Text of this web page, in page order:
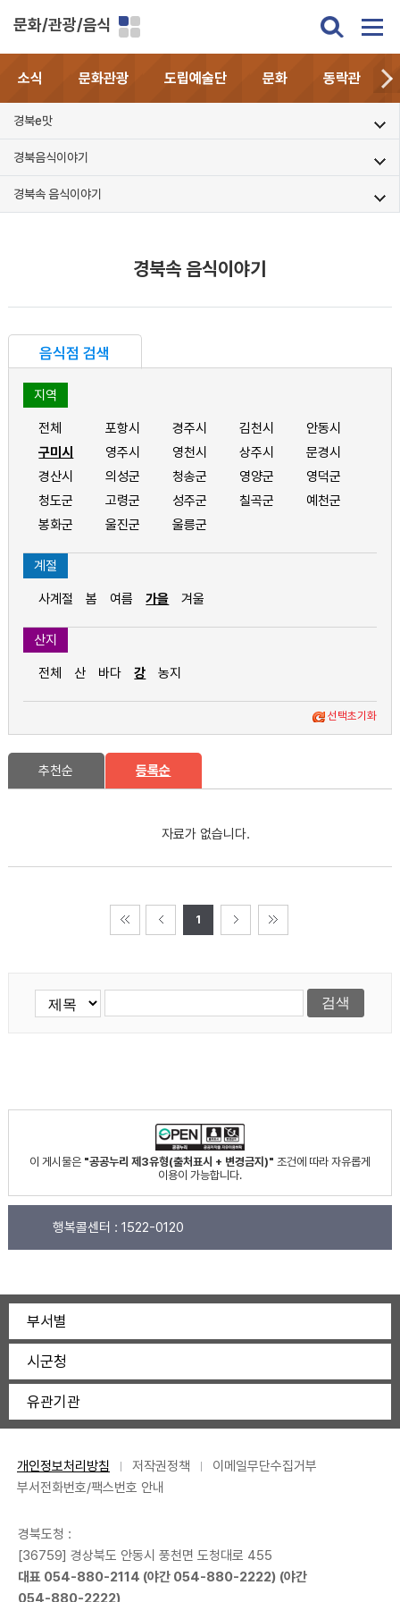
문화/관광/음식
소식 문화관광 도립예술단 문화 동락관
경북e맛
경북음식이야기
경북속 음식이야기
경북속 음식이야기
음식점 검색
지역
전체 포항시 경주시 김천시
안동시
구미시
영주시 영천시 상주시
문경시
경산시
의성군 청송군 영양군
영덕군
청도군
고령군 성주군 칠곡군
예천군
봉화군
울진군 울릉군
계절
사계절 봄 여름 가을 겨울
산지
전체 산 바다 강 농지
선택초기화
추천순 등록순
자료가 없습니다.
1
이 게시물은 "공공누리 제3유형(출처표시 + 변경금지)" 조건에 따라 자유롭게
이용이 가능합니다.
행복콜센터 : 1522-0120
부서별
시군청
유관기관
개인정보처리방침 저작권정책
이메일무단수집거부
부서전화번호/팩스번호 안내
경북도청 :
[36759] 경상북도 안동시 풍천면 도청대로 455
대표 054-880-2114 (야간 054-880-2222) (야간
054-880-2222)